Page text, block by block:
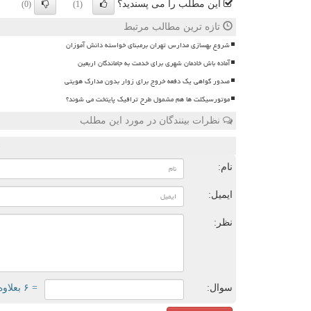
این مطلب را می پسندید؟ (1)
(0)
تازه ترین مطالب مرتبط
شروع بهسازی مدارس تهران برمبنای خواسته دانش آموزان
آماده باش خادمان شهری برای خدمت به جاماندگان اربعین
صدور گواهی یک دفعه خروج برای زوار بدون مدارک هویتی
موتورسیکلت ها هم مشمول طرح ترافیک پایتخت می شوند؟
نظرات بینندگان در مورد این مطلب
نام:
ایمیل:
نظر:
سوال: = ۶ بعلاوه ۳